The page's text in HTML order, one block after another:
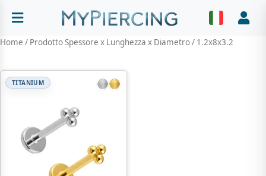
Abrir menu
Home / Prodotto Spessore x Lunghezza x Diametro / 1.2x8x3.2
TITANIUM